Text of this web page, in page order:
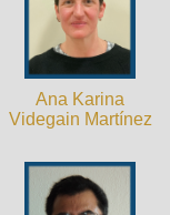
Ana Karina
Videgain Martínez